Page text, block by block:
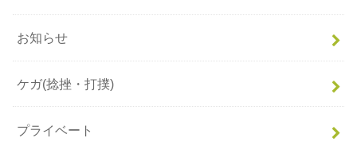
お知らせ
ケガ(捻挫・打撲)
プライベート